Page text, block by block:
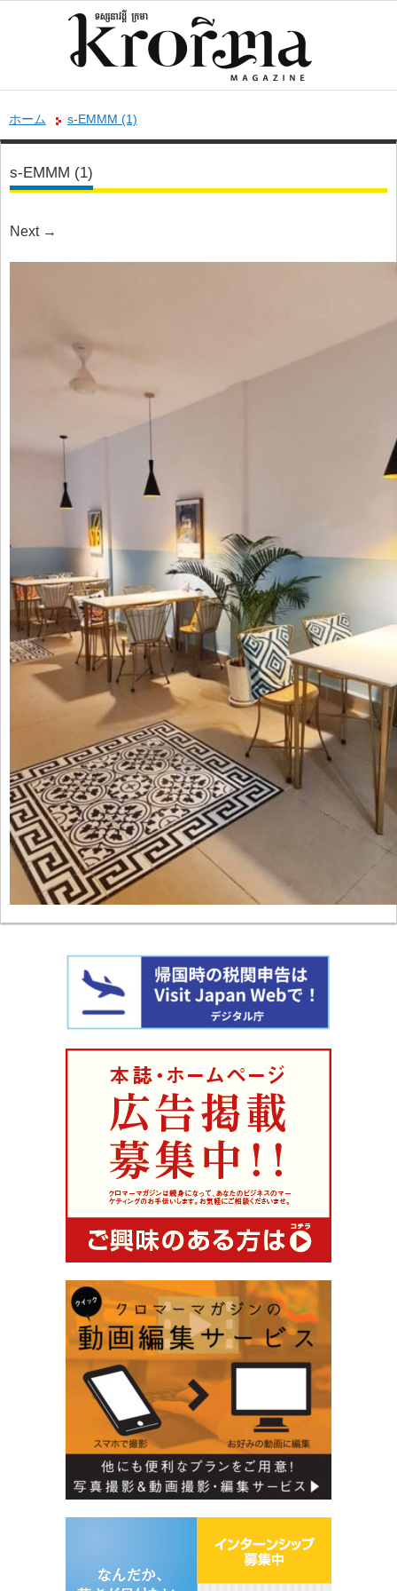
ホーム s-EMMM (1)
s-EMMM (1)
Next →